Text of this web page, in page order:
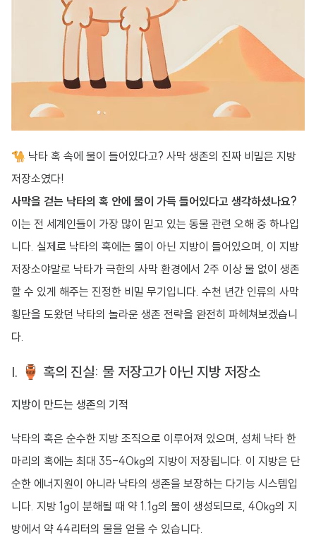
🐪 낙타 혹 속에 물이 들어있다고? 사막 생존의 진짜 비밀은 지방
저장소였다!
사막을 걷는 낙타의 혹 안에 물이 가득 들어있다고 생각하셨나요?
이는 전 세계인들이 가장 많이 믿고 있는 동물 관련 오해 중 하나입
니다. 실제로 낙타의 혹에는 물이 아닌 지방이 들어있으며, 이 지방
저장소야말로 낙타가 극한의 사막 환경에서 2주 이상 물 없이 생존
할 수 있게 해주는 진정한 비밀 무기입니다. 수천 년간 인류의 사막
횡단을 도왔던 낙타의 놀라운 생존 전략을 완전히 파헤쳐보겠습니
다.
I. 🏺 혹의 진실: 물 저장고가 아닌 지방 저장소
지방이 만드는 생존의 기적
낙타의 혹은 순수한 지방 조직으로 이루어져 있으며, 성체 낙타 한
마리의 혹에는 최대 35-40kg의 지방이 저장됩니다. 이 지방은 단
순한 에너지원이 아니라 낙타의 생존을 보장하는 다기능 시스템입
니다. 지방 1g이 분해될 때 약 1.1g의 물이 생성되므로, 40kg의 지
방에서 약 44리터의 물을 얻을 수 있습니다.